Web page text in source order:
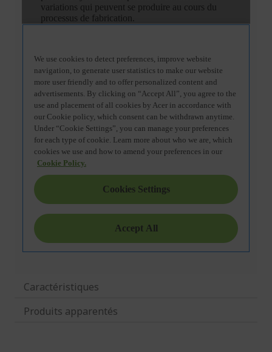
Caractéristiques
Produits apparentés